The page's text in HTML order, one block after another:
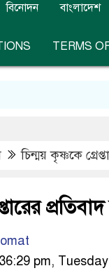
বিনোদন বাংলাদেশ
TERMS
চিন্ময় কৃষ্ণকে
pm,